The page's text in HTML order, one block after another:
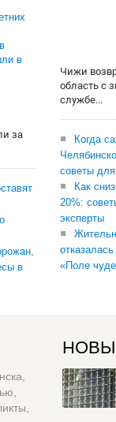
в
за
в
Чижи
область с
службе...
Когда
советы
Как
20%:
эксперты
«Поле